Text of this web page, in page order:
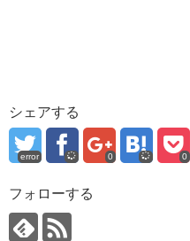
シェアする
error 0 0
フォローする